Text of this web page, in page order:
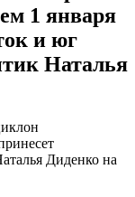
​​1 января
и юг
Наталья
Диденко на